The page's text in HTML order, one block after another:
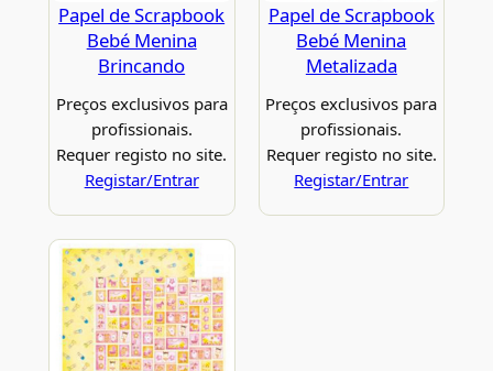
Papel de Scrapbook
Bebé Menina
Brincando
Preços exclusivos para
profissionais.
Requer registo no site.
Registar/Entrar
Papel de Scrapbook
Bebé Menina
Metalizada
Preços exclusivos para
profissionais.
Requer registo no site.
Registar/Entrar